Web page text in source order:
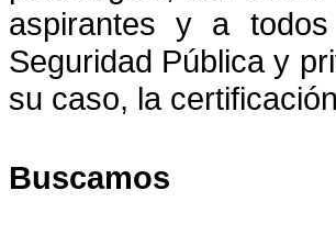
aspirantes y a
Seguridad Pública y
su caso, la
Buscamos